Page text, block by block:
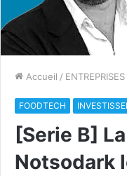
Accueil / ENTREPRISES
FOODTECH
[Serie B]
Notsodark